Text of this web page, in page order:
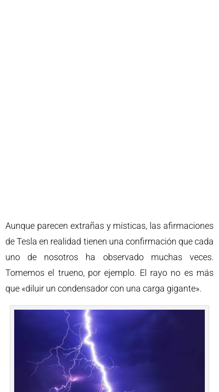
Aunque parecen extrañas y místicas, las afirmaciones
de Tesla en realidad tienen una confirmación que cada
uno de nosotros ha observado muchas veces.
Tomemos el trueno, por ejemplo. El rayo no es más
que «diluir un condensador con una carga gigante».